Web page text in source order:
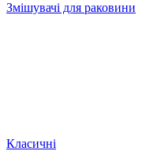
Змішувачі для раковини
Класичні